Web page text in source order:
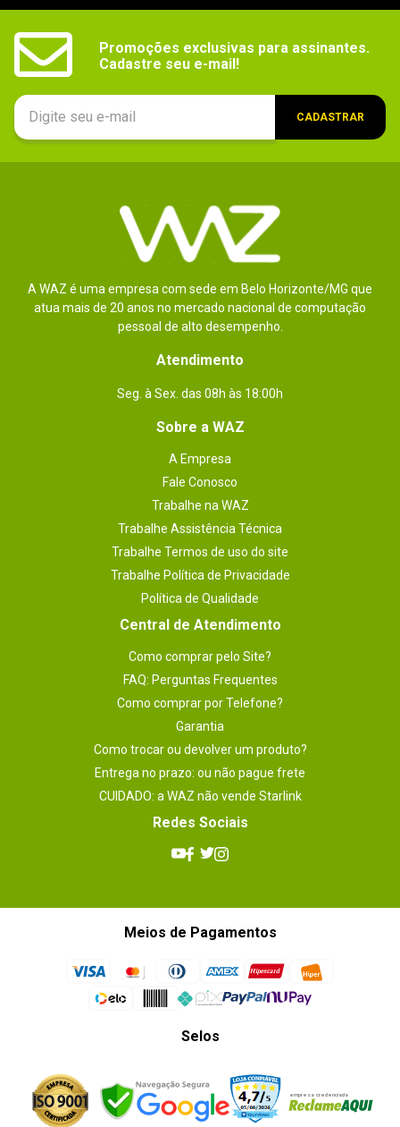
Promoções exclusivas para assinantes.
Cadastre seu e-mail!
CADASTRAR
A WAZ é uma empresa com sede em Belo Horizonte/MG que
atua mais de 20 anos no mercado nacional de computação
pessoal de alto desempenho.
Atendimento
Seg. à Sex. das 08h às 18:00h
Sobre a WAZ
A Empresa
Fale Conosco
Trabalhe na WAZ
Trabalhe Assistência Técnica
Trabalhe Termos de uso do site
Trabalhe Política de Privacidade
Política de Qualidade
Central de Atendimento
Como comprar pelo Site?
FAQ: Perguntas Frequentes
Como comprar por Telefone?
Garantia
Como trocar ou devolver um produto?
Entrega no prazo: ou não pague frete
CUIDADO: a WAZ não vende Starlink
Redes Sociais
Meios de Pagamentos
Selos